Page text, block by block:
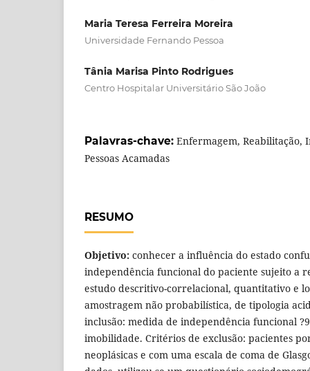
Maria Teresa Ferreira Moreira
Universidade Fernando Pessoa
Tânia Marisa Pinto Rodrigues
Centro Hospitalar Universitário São João
Palavras-chave: Enfermagem, Reabilitação,
Pessoas Acamadas
RESUMO
Objetivo: conhecer a influência do estado
independência funcional do paciente sujeito a
estudo descritivo-correlacional, quantitativo e
amostragem não probabilística, de tipologia
inclusão: medida de independência funcional
imobilidade. Critérios de exclusão: pacientes
neoplásicas e com uma escala de coma de